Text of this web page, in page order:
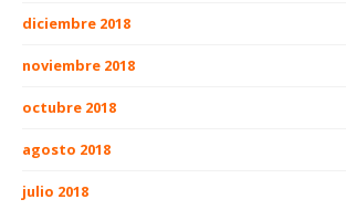
diciembre 2018
noviembre 2018
octubre 2018
agosto 2018
julio 2018